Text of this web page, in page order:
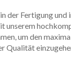
der Fertigung
unserem
um den
Qualität